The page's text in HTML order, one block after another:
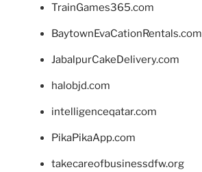
TrainGames365.com
BaytownEvaCationRentals.com
JabalpurCakeDelivery.com
halobjd.com
intelligenceqatar.com
PikaPikaApp.com
takecareofbusinessdfw.org